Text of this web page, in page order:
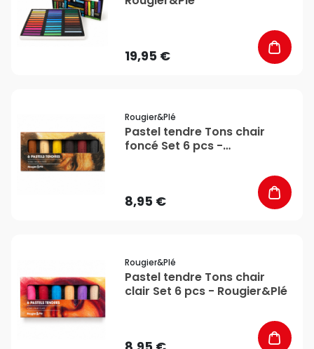
19,95 €
Rougier&plé
Pastel tendre Tons chair
foncé Set 6 pcs -
8,95 €
Rougier&plé
Pastel tendre Tons chair
clair Set 6 pcs - Rougier&Plé